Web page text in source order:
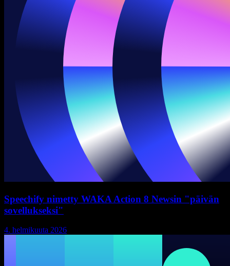
Speechify nimetty WAKA Action 8 Newsin "päivän
sovellukseksi"
4. helmikuuta 2026